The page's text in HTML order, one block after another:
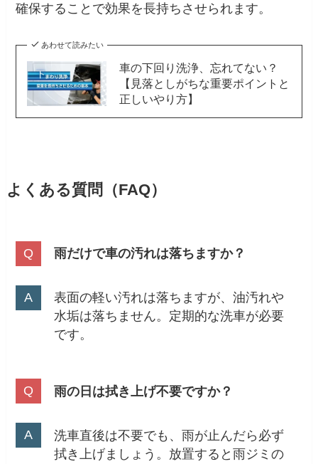
確保することで効果を長持ちさせられます。
あわせて読みたい
車の下回り洗浄、忘れてない？
【見落としがちな重要ポイントと
正しいやり方】
よくある質問（FAQ）
雨だけで車の汚れは落ちますか？
表面の軽い汚れは落ちますが、油汚れや
水垢は落ちません。定期的な洗車が必要
です。
雨の日は拭き上げ不要ですか？
洗車直後は不要でも、雨が止んだら必ず
拭き上げましょう。放置すると雨ジミの